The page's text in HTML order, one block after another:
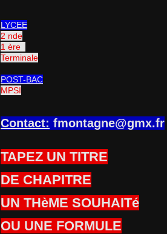
LYCEE
2 nde
1 ère
Terminale
POST-BAC
MPSI
Contact: fmontagne@gmx.fr
TAPEZ UN TITRE
DE CHAPITRE
UN THèME SOUHAITé
OU UNE FORMULE